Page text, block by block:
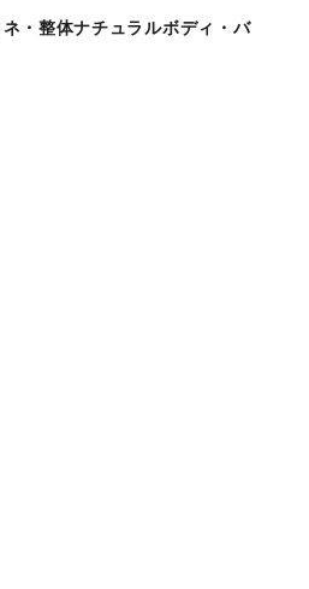
・整体ナチュラルボディ・バ